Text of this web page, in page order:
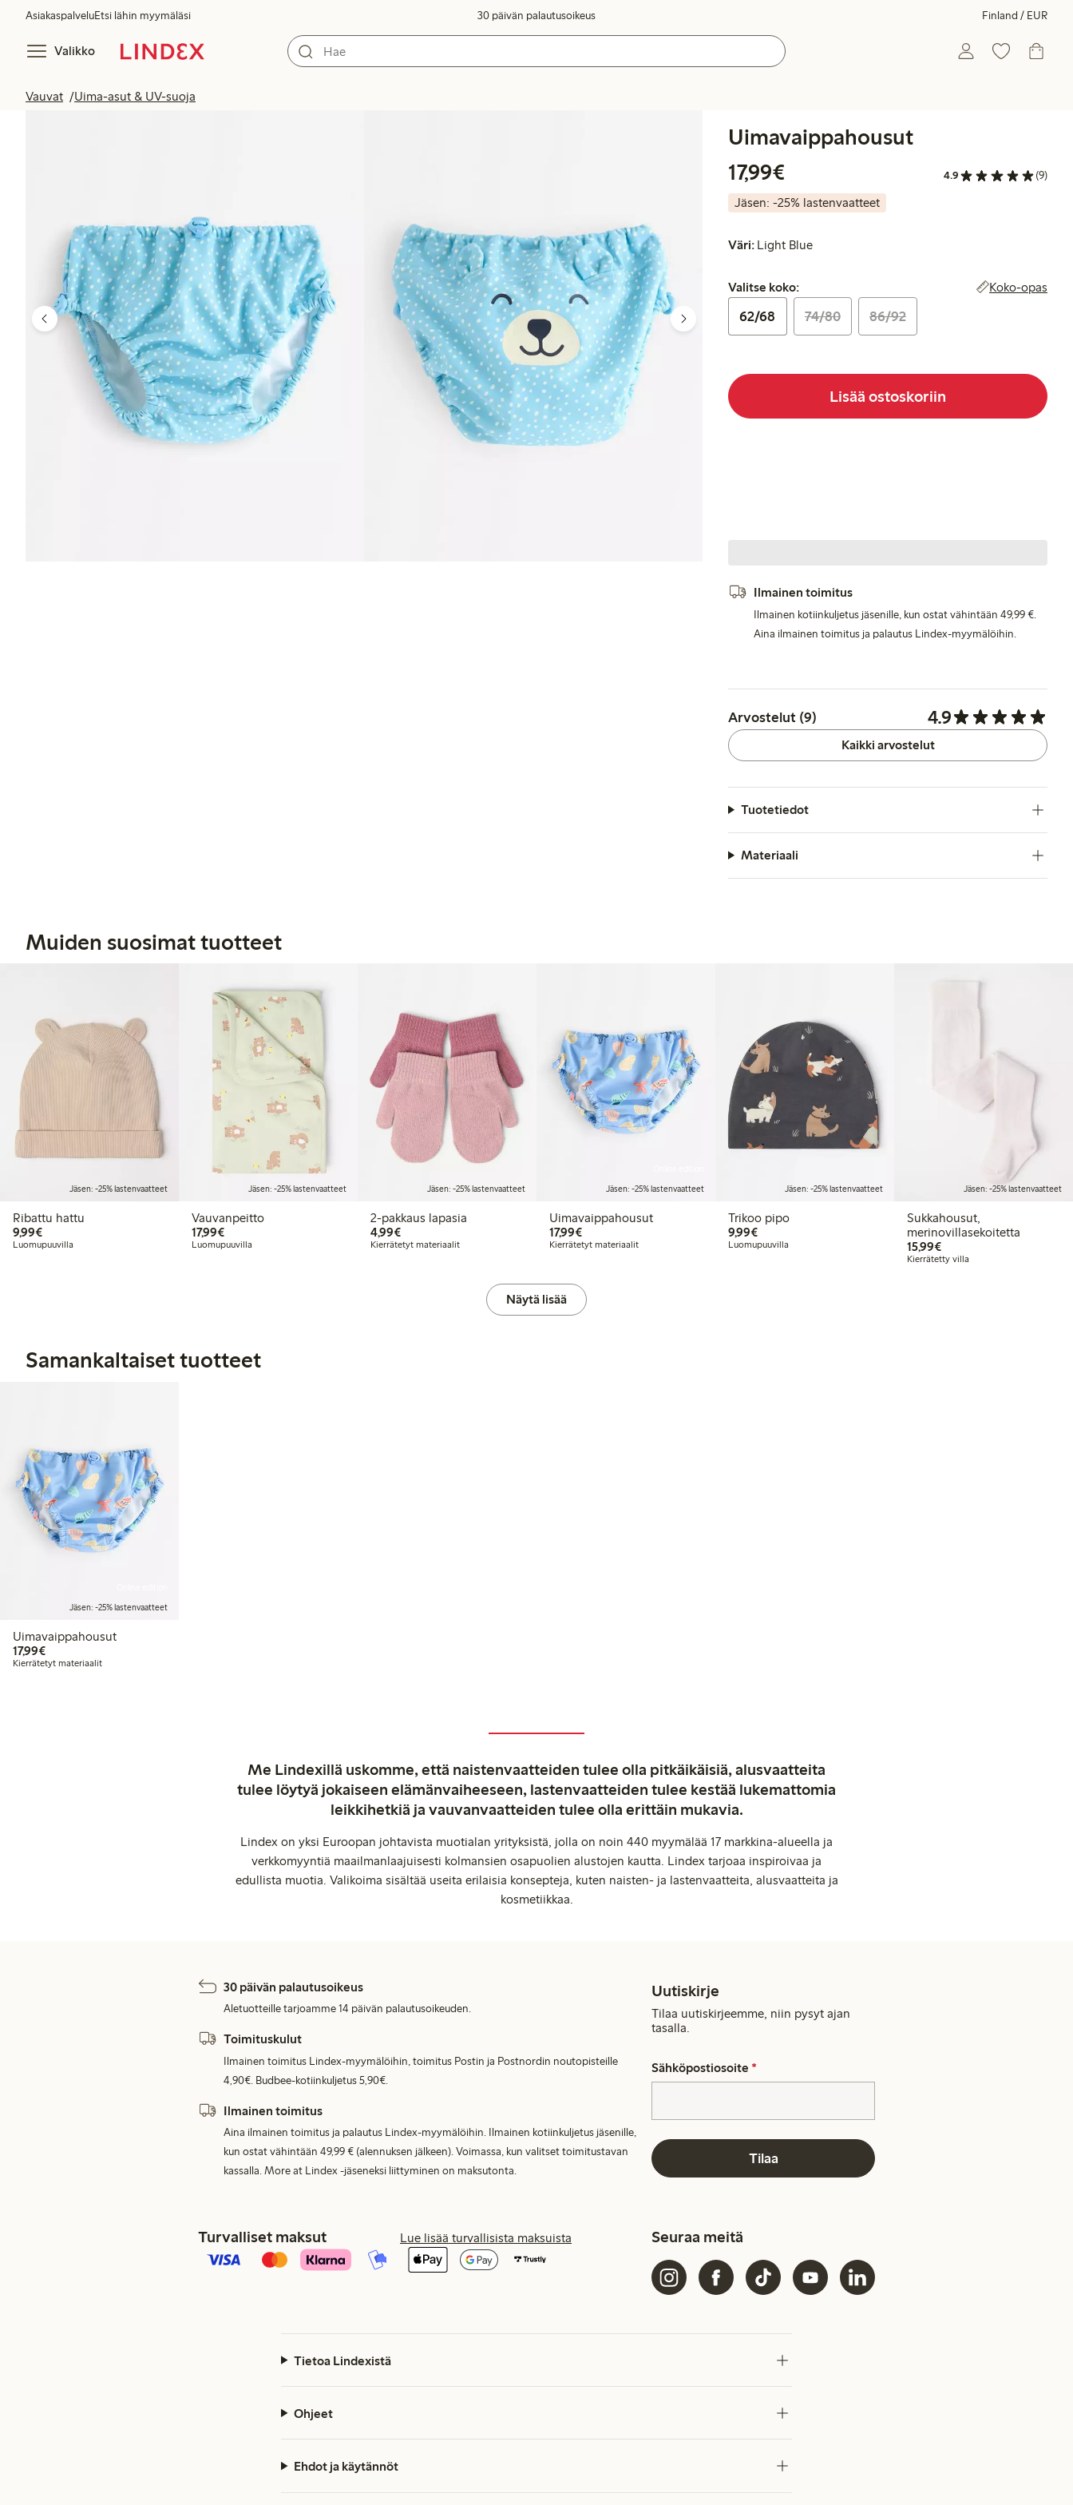
AsiakaspalveluEtsi lähin myymäläsi 30 päivän palautusoikeus Finland / EUR
Valikko
Vauvat Uima-asut & UV-suoja
Uimavaippahousut
17,99€
4.9 (9)
Jäsen: -25% lastenvaatteet
Väri: Light Blue
Valitse koko:
Valitse koko: Koko-opas
62/68 74/80 86/92
Lisää ostoskoriin
Ilmainen toimitus
Ilmainen kotiinkuljetus jäsenille, kun ostat vähintään 49,99 €.
Aina ilmainen toimitus ja palautus Lindex-myymälöihin.
Arvostelut (9) 4.9
Kaikki arvostelut
Tuotetiedot
Materiaali
Muiden suosimat tuotteet
Jäsen: -25% lastenvaatteet
Ribattu hattu
9,99€9,99 €
Luomupuuvilla
Jäsen: -25% lastenvaatteet
Vauvanpeitto
17,99€17,99 €
Luomupuuvilla
Jäsen: -25% lastenvaatteet
2-pakkaus lapasia
4,99€4,99 €
Kierrätetyt materiaalit
Jäsen: -25% lastenvaatteet
Uimavaippahousut
17,99€17,99 €
Kierrätetyt materiaalit
Jäsen: -25% lastenvaatteet
Trikoo pipo
9,99€9,99 €
Luomupuuvilla
Jäsen: -25% lastenvaatteet
Sukkahousut,
merinovillasekoitetta
15,99€15,99 €
Kierrätetty villa
Näytä lisää
Samankaltaiset tuotteet
Jäsen: -25% lastenvaatteet
Uimavaippahousut
17,99€17,99 €
Kierrätetyt materiaalit
Me Lindexillä uskomme, että naistenvaatteiden tulee olla pitkäikäisiä, alusvaatteita
tulee löytyä jokaiseen elämänvaiheeseen, lastenvaatteiden tulee kestää lukemattomia
leikkihetkiä ja vauvanvaatteiden tulee olla erittäin mukavia.
Lindex on yksi Euroopan johtavista muotialan yrityksistä, jolla on noin 440 myymälää 17 markkina-alueella ja
verkkomyyntiä maailmanlaajuisesti kolmansien osapuolien alustojen kautta. Lindex tarjoaa inspiroivaa ja
edullista muotia. Valikoima sisältää useita erilaisia konsepteja, kuten naisten- ja lastenvaatteita, alusvaatteita ja
kosmetiikkaa.
30 päivän palautusoikeus
Aletuotteille tarjoamme 14 päivän palautusoikeuden.
Toimituskulut
Ilmainen toimitus Lindex-myymälöihin, toimitus Postin ja Postnordin noutopisteille
4,90€. Budbee-kotiinkuljetus 5,90€.
Ilmainen toimitus
Aina ilmainen toimitus ja palautus Lindex-myymälöihin. Ilmainen kotiinkuljetus jäsenille,
kun ostat vähintään 49,99 € (alennuksen jälkeen). Voimassa, kun valitset toimitustavan
kassalla. More at Lindex -jäseneksi liittyminen on maksutonta.
Uutiskirje
Tilaa uutiskirjeemme, niin pysyt ajan
tasalla.
Sähköpostiosoite *
Tilaa
Turvalliset maksut Lue lisää turvallisista maksuista Seuraa meitä
Tietoa Lindexistä
Ohjeet
Ehdot ja käytännöt